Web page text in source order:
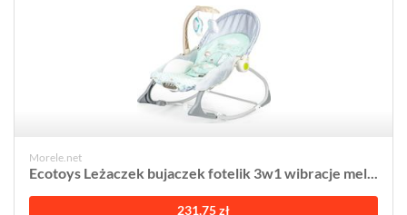
Morele.net
Ecotoys Leżaczek bujaczek fotelik 3w1 wibracje mel...
231,75 zł